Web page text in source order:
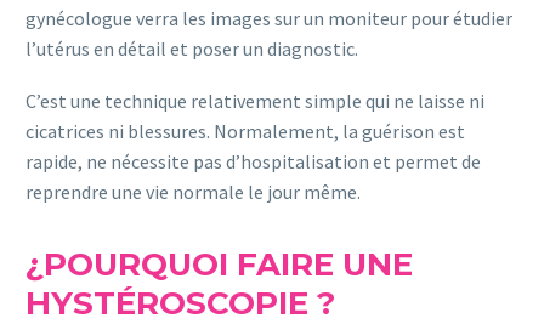
gynécologue verra les images sur un moniteur pour étudier
l’utérus en détail et poser un diagnostic.
C’est une technique relativement simple qui ne laisse ni
cicatrices ni blessures. Normalement, la guérison est
rapide, ne nécessite pas d’hospitalisation et permet de
reprendre une vie normale le jour même.
¿POURQUOI FAIRE UNE
HYSTÉROSCOPIE ?